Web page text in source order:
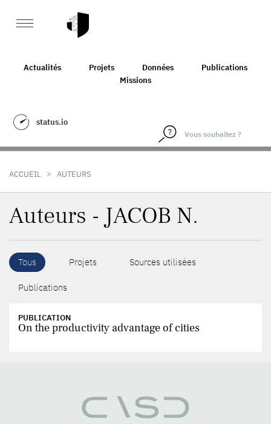
Actualités Projets Données
Publications
Missions
status.io
ACCUEIL > AUTEURS
Auteurs - JACOB N.
Tous Projets Sources utilisées
Publications
PUBLICATION
On the productivity advantage of cities